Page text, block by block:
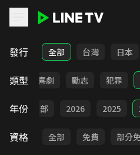
LINE TV - 電影
發行 全部 台灣 日本
類型
歷史 喜劇 勵志 犯罪
年份 全部 2026 2025
資格 全部 免費 部分